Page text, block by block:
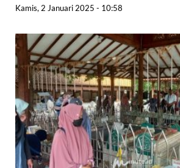
Kamis, 2 Januari 2025 - 10:58